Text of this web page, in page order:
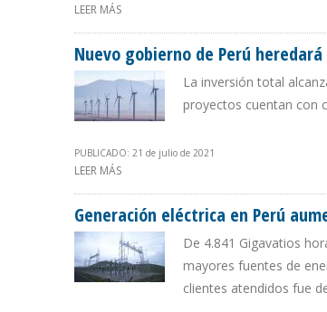
LEER MÁS
Nuevo gobierno de Perú
La inversión total
proyectos cuentan con
PUBLICADO: 21 de julio de 2021
LEER MÁS
Generación eléctrica en Perú
De 4.841 Gigavatios
mayores fuentes de
clientes atendidos fue